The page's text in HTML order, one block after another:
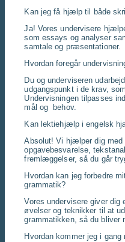
Kan jeg få hjælp til både
Ja! Vores undervisere
som essays og analyser
samtale og præsentationer.
Hvordan foregår
Du og underviseren
udgangspunkt i de krav,
Undervisningen tilpasses
mål og behov.
Kan lektiehjælp i engelsk
Absolut! Vi hjælper dig med
opgavebesvarelse,
fremlæggelser, så du går
Hvordan kan jeg forbedre
grammatik?
Vores undervisere giver
øvelser og teknikker til at
grammatikken, så du bliver
Hvordan kommer jeg i